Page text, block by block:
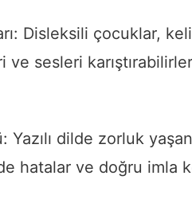
Disleksili çocuklar,
ve sesleri
Yazılı dilde zorluk
hatalar ve doğru imla